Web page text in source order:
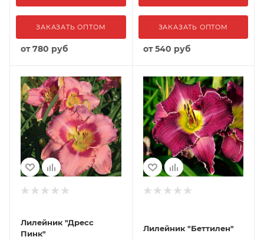
ЗАКАЗАТЬ ОПТОМ
от780 руб
ЗАКАЗАТЬ ОПТОМ
от540 руб
Лилейник "Дресс
Пинк"
Лилейник "Беттилен"